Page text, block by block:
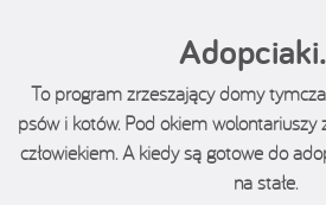
To program zrzeszający domy
psów i kotów. Pod okiem wolontariuszy
człowiekiem. A kiedy są gotowe do
na stałe.